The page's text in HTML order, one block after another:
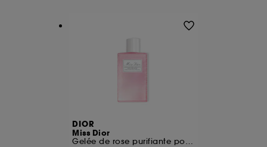
DIOR
Miss Dior
Gelée de rose purifiante pour les mains